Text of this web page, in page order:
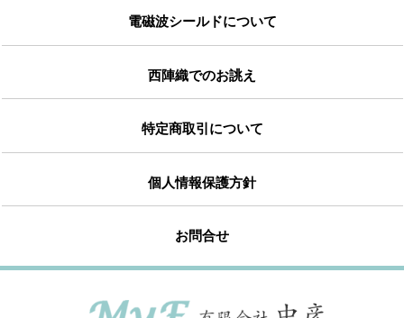
電磁波シールドについて
西陣織でのお誂え
特定商取引について
個人情報保護方針
お問合せ